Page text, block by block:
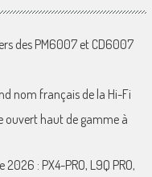
des PM6007 et CD6007
nom français de la Hi-Fi
ouvert haut de gamme à
: PX4-PRO, L9Q PRO,